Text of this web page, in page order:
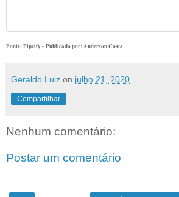
Fonte: Pipeify - Publicado por: Anderson Costa
Geraldo Luiz on julho 21, 2020
Compartilhar
Nenhum comentário:
Postar um comentário